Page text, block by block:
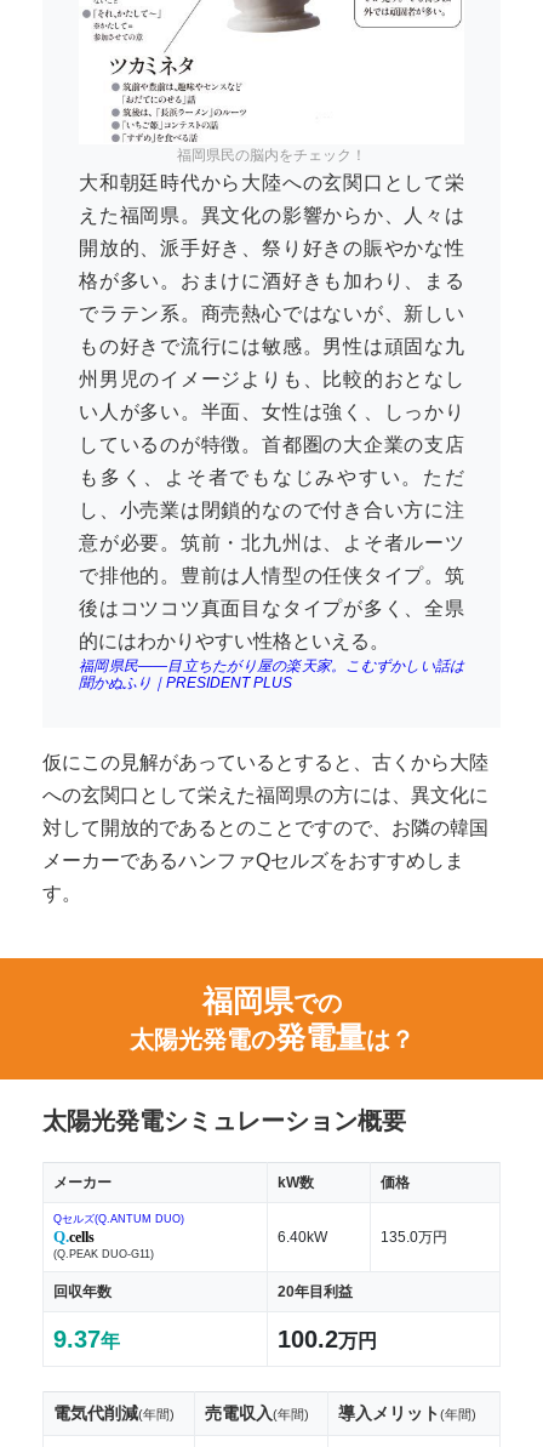
福岡県民の脳内をチェック！
大和朝廷時代から大陸への玄関口として栄
えた福岡県。異文化の影響からか、人々は
開放的、派手好き、祭り好きの賑やかな性
格が多い。おまけに酒好きも加わり、まる
でラテン系。商売熱心ではないが、新しい
もの好きで流行には敏感。男性は頑固な九
州男児のイメージよりも、比較的おとなし
い人が多い。半面、女性は強く、しっかり
しているのが特徴。首都圏の大企業の支店
も多く、よそ者でもなじみやすい。ただ
し、小売業は閉鎖的なので付き合い方に注
意が必要。筑前・北九州は、よそ者ルーツ
で排他的。豊前は人情型の任侠タイプ。筑
後はコツコツ真面目なタイプが多く、全県
的にはわかりやすい性格といえる。
福岡県民――目立ちたがり屋の楽天家。こむずかしい話は
聞かぬふり｜PRESIDENT PLUS
仮にこの見解があっているとすると、古くから大陸
への玄関口として栄えた福岡県の方には、異文化に
対して開放的であるとのことですので、お隣の韓国
メーカーであるハンファQセルズをおすすめしま
す。
福岡県での
太陽光発電の発電量は？
太陽光発電シミュレーション概要
メーカー kW数 価格
Qセルズ(Q.ANTUM DUO)
Q.cells
(Q.PEAK DUO-G11)
6.40kW 135.0万円
回収年数 20年目利益
9.37年 100.2万円
電気代削減(年間) 売電収入(年間) 導入メリット(年間)